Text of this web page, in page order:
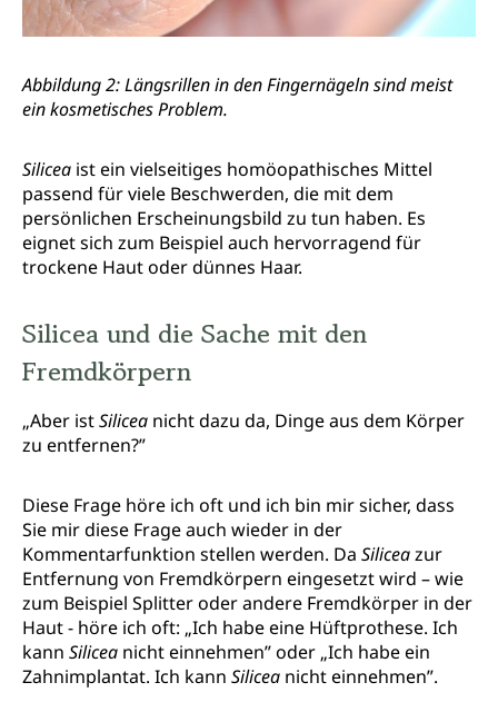
Abbildung 2: Längsrillen in den Fingernägeln sind meist
ein kosmetisches Problem.
Silicea ist ein vielseitiges homöopathisches Mittel
passend für viele Beschwerden, die mit dem
persönlichen Erscheinungsbild zu tun haben. Es
eignet sich zum Beispiel auch hervorragend für
trockene Haut oder dünnes Haar.
Silicea und die Sache mit den
Fremdkörpern
„Aber istSilicea nicht dazu da, Dinge aus dem Körper
zu entfernen?”
Diese Frage höre ich oft und ich bin mir sicher, dass
Sie mir diese Frage auch wieder in der
Kommentarfunktion stellen werden. Da Siliceazur
Entfernung von Fremdkörpern eingesetzt wird – wie
zum Beispiel Splitter oder andere Fremdkörper in der
Haut - höre ich oft: „Ich habe eine Hüftprothese. Ich
kann Silicea nicht einnehmen” oder „Ich habe ein
Zahnimplantat. Ich kann Silicea nicht einnehmen”.